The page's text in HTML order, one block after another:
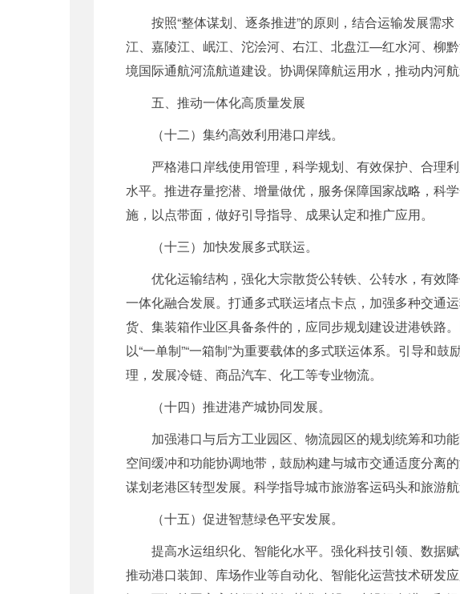
按照“整体谋划、逐条推进”的原则，结合运输发展需
江、嘉陵江、岷江、沱浍河、右江、北盘江—红水河、柳
境国际通航河流航道建设。协调保障航运用水，推动内河
五、推动一体化高质量发展
（十二）集约高效利用港口岸线。
严格港口岸线使用管理，科学规划、有效保护、合理
水平。推进存量挖潜、增量做优，服务保障国家战略，科
施，以点带面，做好引导指导、成果认定和推广应用。
（十三）加快发展多式联运。
优化运输结构，强化大宗散货公转铁、公转水，有效
一体化融合发展。打通多式联运堵点卡点，加强多种交通
货、集装箱作业区具备条件的，应同步规划建设进港铁路
以“一单制”“一箱制”为重要载体的多式联运体系。引导和
理，发展冷链、商品汽车、化工等专业物流。
（十四）推进港产城协同发展。
加强港口与后方工业园区、物流园区的规划统筹和功
空间缓冲和功能协调地带，鼓励构建与城市交通适度分离
谋划老港区转型发展。科学指导城市旅游客运码头和旅游
（十五）促进智慧绿色平安发展。
提高水运组织化、智能化水平。强化科技引领、数据
推动港口装卸、库场作业等自动化、智能化运营技术研发